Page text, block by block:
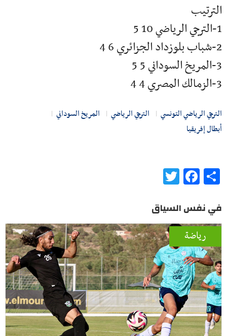
الترتيب
1-الترجي الرياضي 10 5
2-شباب بلوزداد الجزائري 6 4
3-المريخ السوداني 5 5
3-الزمالك المصري 4 4
الترجي الرياضي التونسي الترجي الرياضي
المريخ السوداني
أبطال إفريقيا
Share
Facebook
في نفس السياق
رياضة